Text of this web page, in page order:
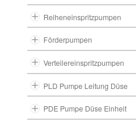
Reiheneinspritzpumpen
Förderpumpen
Verteilereinspritzpumpen
PLD Pumpe Leitung Düse
PDE Pumpe Düse Einheit